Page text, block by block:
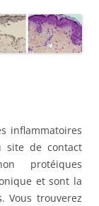
inflammatoires
site de contact
protéiques
et sont la
Vous trouverez